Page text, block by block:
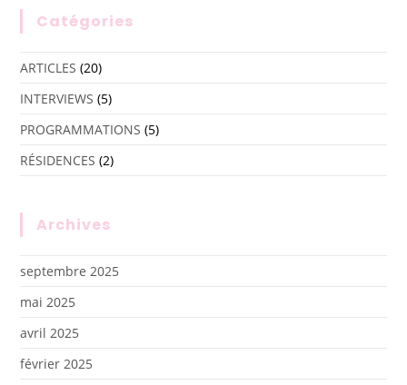
Catégories
ARTICLES (20)
INTERVIEWS (5)
PROGRAMMATIONS (5)
RÉSIDENCES (2)
Archives
septembre 2025
mai 2025
avril 2025
février 2025